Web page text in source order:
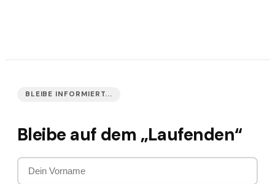
BLEIBE INFORMIERT...
Bleibe auf dem „Laufenden“